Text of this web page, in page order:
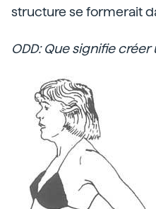
structure se formerait
ODD: Que signifie